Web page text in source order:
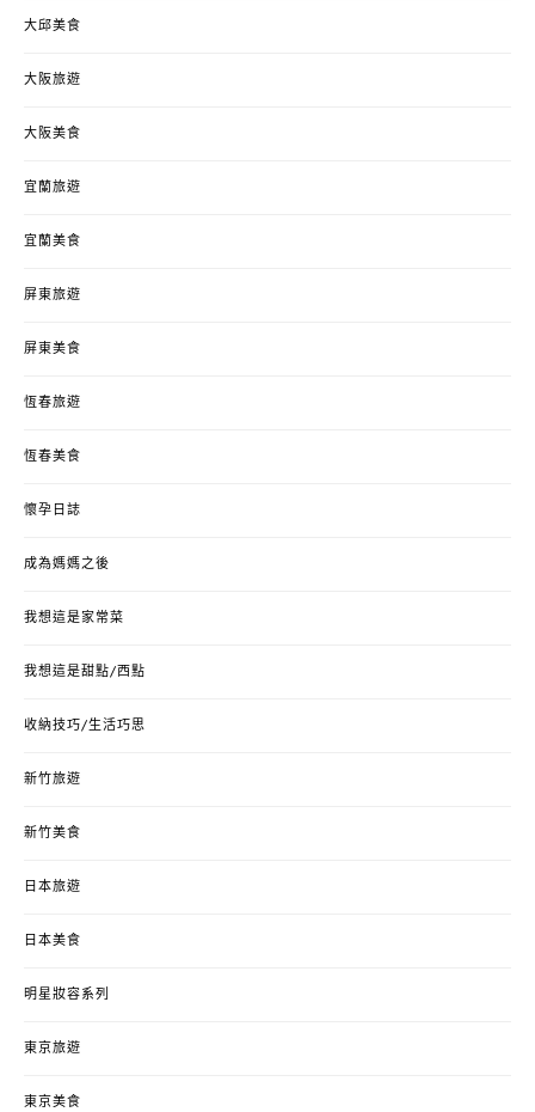
大邱美食
大阪旅遊
大阪美食
宜蘭旅遊
宜蘭美食
屏東旅遊
屏東美食
恆春旅遊
恆春美食
懷孕日誌
成為媽媽之後
我想這是家常菜
我想這是甜點/西點
收納技巧/生活巧思
新竹旅遊
新竹美食
日本旅遊
日本美食
明星妝容系列
東京旅遊
東京美食